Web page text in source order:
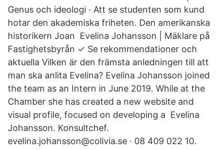
Genus och ideologi · Att se studenten som kund
hotar den akademiska friheten. Den amerikanska
historikern Joan Evelina Johansson | Mäklare på
Fastighetsbyrån ✓ Se rekommendationer och
aktuella Vilken är den främsta anledningen till att
man ska anlita Evelina? Evelina Johansson joined
the team as an Intern in June 2019. While at the
Chamber she has created a new website and
visual profile, focused on developing a Evelina
Johansson. Konsultchef.
evelina.johansson@colivia.se · 08 409 022 10.